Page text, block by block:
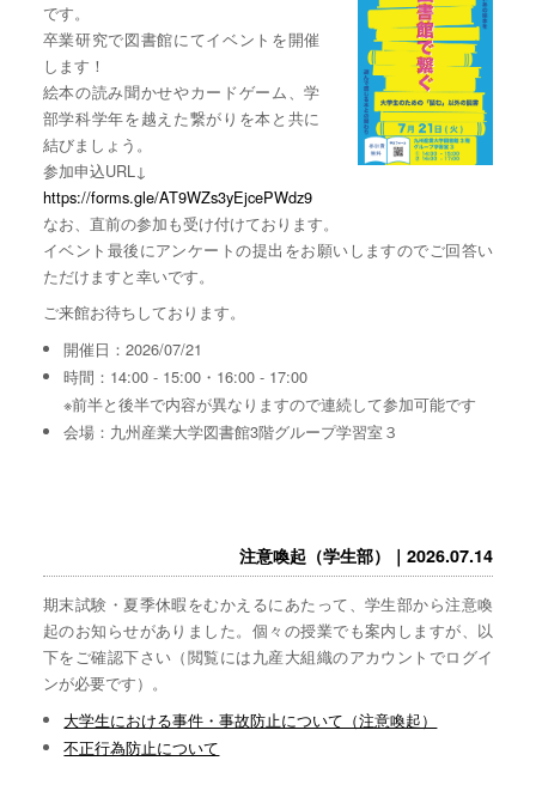
です。
卒業研究で図書館にてイベントを開催
します！
絵本の読み聞かせやカードゲーム、学
部学科学年を越えた繋がりを本と共に
結びましょう。
参加申込URL↓
https://forms.gle/AT9WZs3yEjcePWdz9
なお、直前の参加も受け付けております。
イベント最後にアンケートの提出をお願いしますのでご回答い
ただけますと幸いです。
ご来館お待ちしております。
開催日：2026/07/21
時間：14:00 - 15:00・16:00 - 17:00
※前半と後半で内容が異なりますので連続して参加可能です
会場：九州産業大学図書館3階グループ学習室３
注意喚起（学生部）｜2026.07.14
期末試験・夏季休暇をむかえるにあたって、学生部から注意喚
起のお知らせがありました。個々の授業でも案内しますが、以
下をご確認下さい（閲覧には九産大組織のアカウントでログイ
ンが必要です）。
大学生における事件・事故防止について（注意喚起）
不正行為防止について